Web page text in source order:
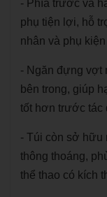
- Phía trước và
phụ tiện lợi, hỗ
nhân và phụ
- Ngăn đựng vợt
bên trong, giúp
tốt hơn trước tác
- Túi còn sở hữu
thông thoáng,
thể thao có kích